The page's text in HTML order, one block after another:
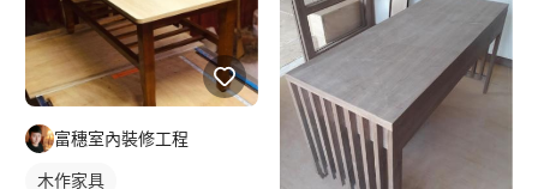
富穗室內裝修工程
木作家具